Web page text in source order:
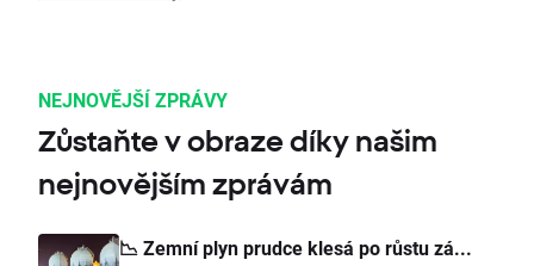
NEJNOVĚJŠÍ ZPRÁVY
Zůstaňte v obraze díky našim
nejnovějším zprávám
📉 Zemní plyn prudce klesá po růstu zá...